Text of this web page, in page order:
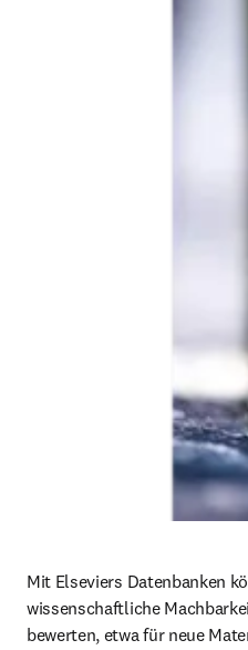
Mit Elseviers Datenbanken
wissenschaftliche
bewerten, etwa für neue